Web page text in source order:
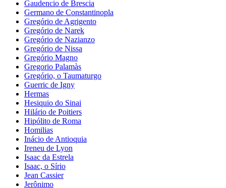
Gaudencio de Brescia
Germano de Constantinopla
Gregório de Agrigento
Gregório de Narek
Gregório de Nazianzo
Gregório de Nissa
Gregório Magno
Gregorio Palamàs
Gregório, o Taumaturgo
Guerric de Igny
Hermas
Hesiquio do Sinai
Hilário de Poitiers
Hipólito de Roma
Homilias
Inácio de Antioquia
Ireneu de Lyon
Isaac da Estrela
Isaac, o Sírio
Jean Cassier
Jerônimo